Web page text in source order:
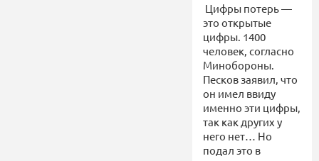
Цифры потерь —
это открытые
цифры. 1400
человек, согласно
Минобороны.
Песков заявил, что
он имел ввиду
именно эти цифры,
так как других у
него нет… Но
подал это в